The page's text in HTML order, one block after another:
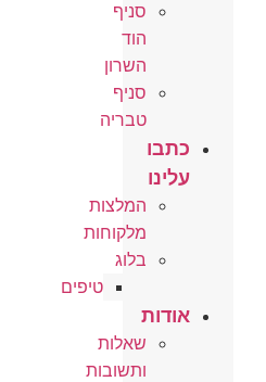
סניף
הוד
השרון
סניף
טבריה
כתבו
עלינו
המלצות
מלקוחות
בלוג
טיפים
אודות
שאלות
ותשובות